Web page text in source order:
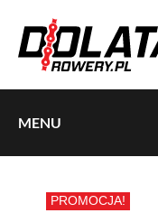
MENU
PROMOCJA!